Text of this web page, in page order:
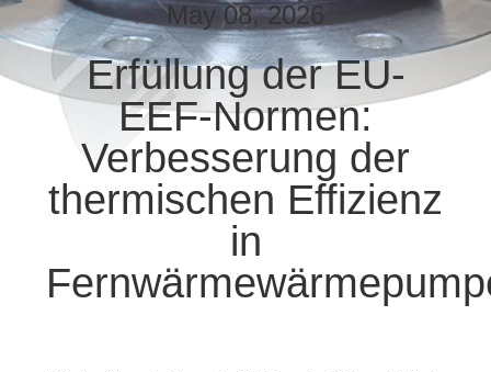
AUSFLUG
QUALITÄTSKONTROLLE
TRETEN
SIE
MIT
May 08, 2026
Erfüllung der EU-
EEF-Normen:
Verbesserung der
thermischen Effizienz
in